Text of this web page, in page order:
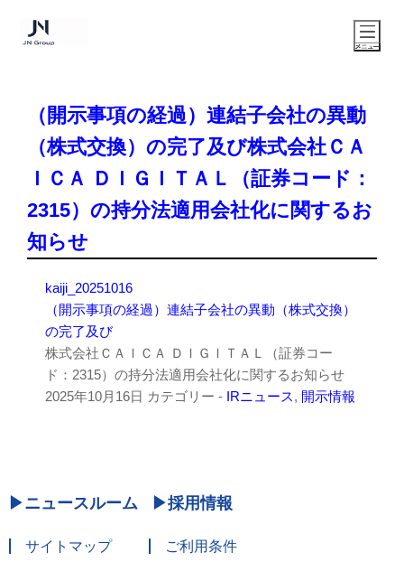
（開示事項の経過）連結子会社の異動
（株式交換）の完了及び株式会社ＣＡ
ＩＣＡ ＤＩＧＩＴＡＬ（証券コード：
2315）の持分法適用会社化に関するお
知らせ
kaiji_20251016
（開示事項の経過）連結子会社の異動（株式交換）
の完了及び
株式会社ＣＡＩＣＡ ＤＩＧＩＴＡＬ（証券コー
ド：2315）の持分法適用会社化に関するお知らせ
2025年10月16日 カテゴリー - IRニュース, 開示情報
ニュースルーム 採用情報
サイトマップ
ご利用条件